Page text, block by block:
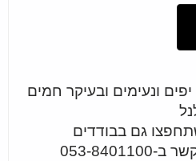
ונעימים ובעיקר חמים
גם בבודדים
8401100